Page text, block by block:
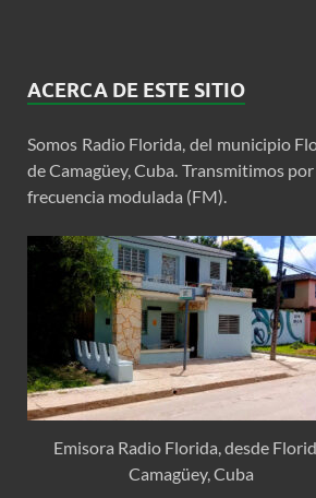
ACERCA DE ESTE SITIO
Somos Radio Florida, del municipio
de Camagüey, Cuba. Transmitimos
frecuencia modulada (FM).
Emisora Radio Florida, desde
Camagüey, Cuba